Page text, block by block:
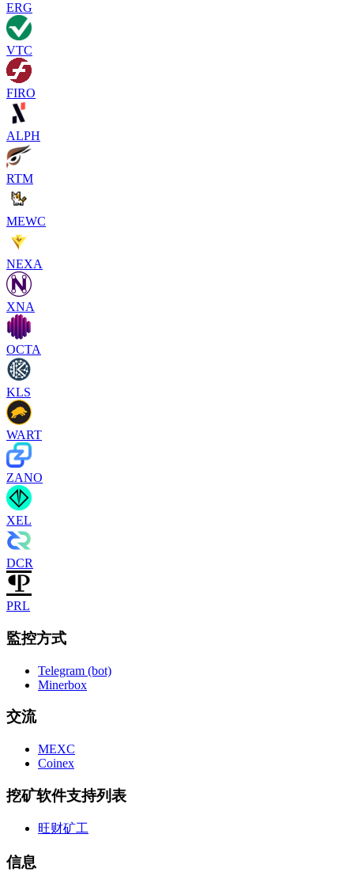
ERG
VTC
FIRO
ALPH
RTM
MEWC
NEXA
XNA
OCTA
KLS
WART
ZANO
XEL
DCR
PRL
監控方式
Telegram (bot)
Minerbox
交流
MEXC
Coinex
挖矿软件支持列表
旺财矿工
信息